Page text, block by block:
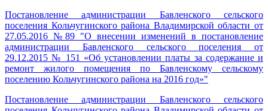
Постановление администрации Бавленского сельского
поселения Кольчугинского района Владимирской области от
27.05.2016 №89 "О внесении изменений в постановление
администрации Бавленского сельского поселения от
29.12.2015 № 151 «Об установлении платы за содержание и
ремонт жилого помещения по Бавленскому сельскому
поселению Кольчугинского района на 2016 год»"
Постановление администрации Бавленского сельского